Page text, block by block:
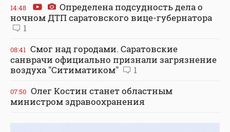
14:48
Определена подсудность дела о
ночном ДТП саратовского вице-губернатора
1
08:41 Смог над городами. Саратовские
санврачи официально признали загрязнение
воздуха "Ситиматиком"
1
07:50 Олег Костин станет областным
министром здравоохранения